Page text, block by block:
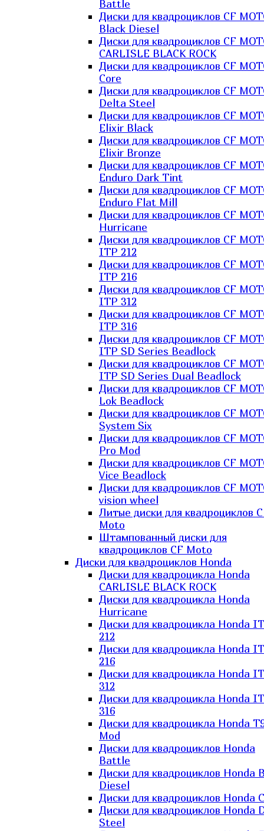
Battle
Диски для квадроциклов CF
Black Diesel
Диски для квадроциклов CF
CARLISLE BLACK ROCK
Диски для квадроциклов CF
Core
Диски для квадроциклов CF
Delta Steel
Диски для квадроциклов CF
Elixir Black
Диски для квадроциклов CF
Elixir Bronze
Диски для квадроциклов CF
Enduro Dark Tint
Диски для квадроциклов CF
Enduro Flat Mill
Диски для квадроциклов CF
Hurricane
Диски для квадроциклов CF
ITP 212
Диски для квадроциклов CF
ITP 216
Диски для квадроциклов CF
ITP 312
Диски для квадроциклов CF
ITP 316
Диски для квадроциклов CF
ITP SD Series Beadlock
Диски для квадроциклов CF
ITP SD Series Dual Beadlock
Диски для квадроциклов CF
Lok Beadlock
Диски для квадроциклов CF
System Six
Диски для квадроциклов CF
Pro Mod
Диски для квадроциклов CF
Vice Beadlock
Диски для квадроциклов CF
vision wheel
Литые диски для квадроциклов
Moto
Штампованный диски для
квадроциклов CF Moto
Диски для квадроциклов Honda
Диски для квадроцикла Honda
CARLISLE BLACK ROCK
Диски для квадроцикла Honda
Hurricane
Диски для квадроцикла Honda
212
Диски для квадроцикла Honda
216
Диски для квадроцикла Honda
312
Диски для квадроцикла Honda
316
Диски для квадроцикла Honda
Mod
Диски для квадроциклов Honda
Battle
Диски для квадроциклов Honda
Diesel
Диски для квадроциклов Honda
Диски для квадроциклов Honda
Steel